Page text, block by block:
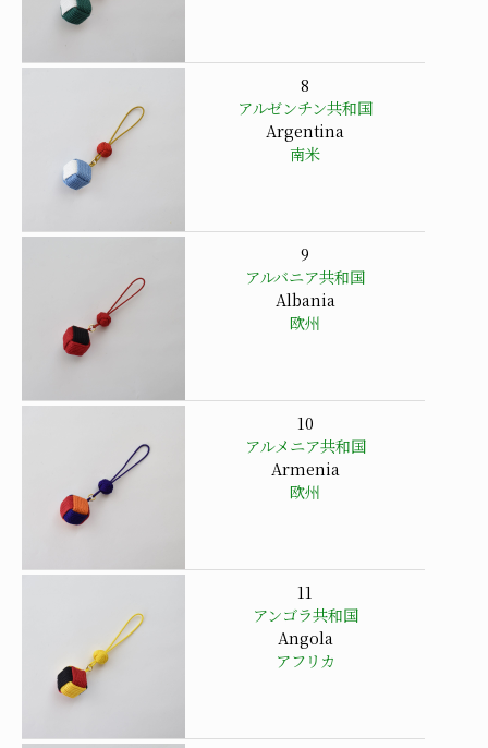
8
アルゼンチン共和国
Argentina
南米
9
アルバニア共和国
Albania
欧州
10
アルメニア共和国
Armenia
欧州
11
アンゴラ共和国
Angola
アフリカ